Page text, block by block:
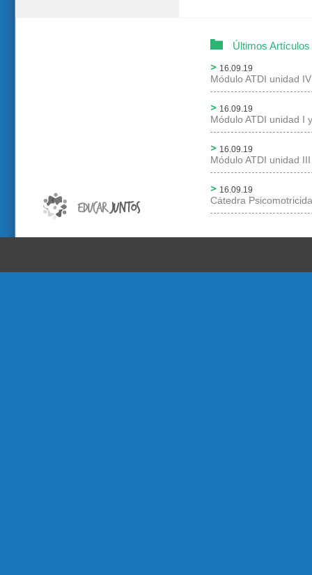
Últimos Artículos
16.09.19
Módulo ATDI unidad IV
16.09.19
Módulo ATDI unidad I
16.09.19
Módulo ATDI unidad III
16.09.19
Cátedra